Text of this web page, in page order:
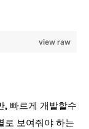
view raw
, 빠르게 개발할수
로 보여줘야 하는